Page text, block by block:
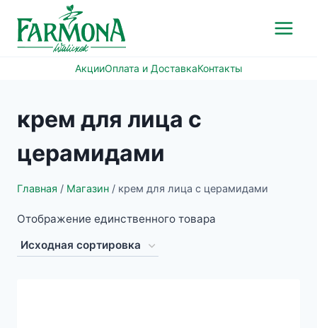
содержимому
АкцииОплата и ДоставкаКонтакты
крем для лица с
церамидами
Главная / Магазин / крем для лица с церамидами
Отображение единственного товара